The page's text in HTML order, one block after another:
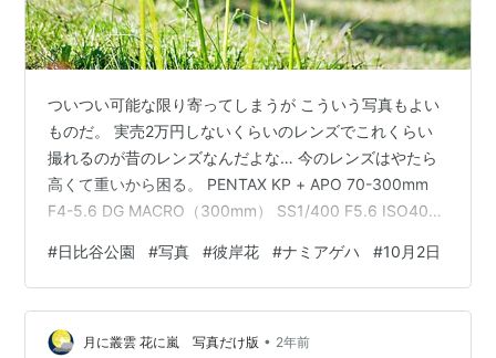
ついつい可能な限り寄ってしまうが こういう写真もよい
ものだ。 実売2万円しないくらいのレンズでこれくらい
撮れるのが昔のレンズなんだよな… 今のレンズはやたら
高くて重いから困る。 PENTAX KP + APO 70-300mm
F4-5.6 DG MACRO（300mm） SS1/400 F5.6 ISO400
正を搭載したのに対し、 コニカ・ミノルタとPENTAXは
ボディに手振れ補正を組み込んだ。 一眼レフが手振れ補
正を積んだのは1995年9月のことで、 EF75-300mm F4-
5.6 IS USMが最初である。 実はこの年7月、EOS …
#日比谷公園 #写真 #彼岸花 #ナミアゲハ #10月2日
月に叢雲 花に嵐 写真だけ版 • 2年前